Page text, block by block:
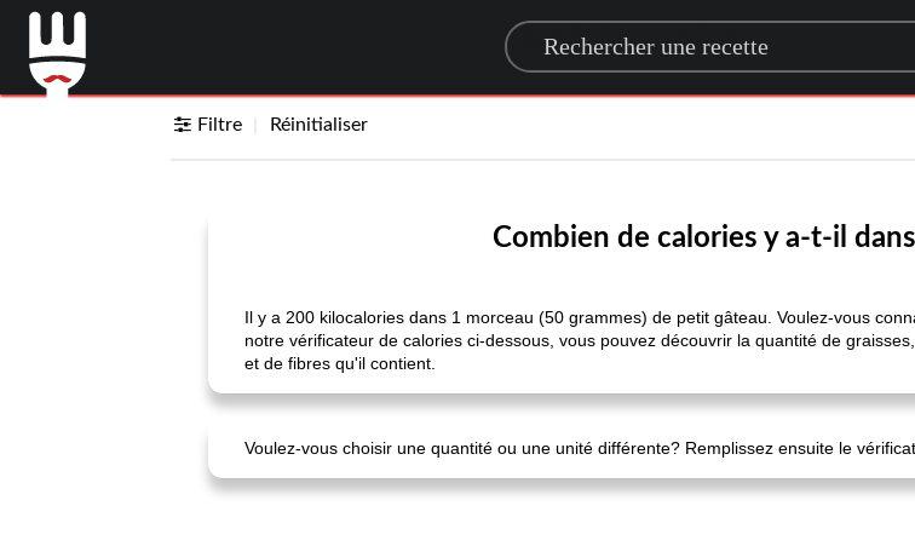
Search for a recipe
Filtre Réinitialiser
Combien de calories y a-t-il
Il y a 200 kilocalories dans 1 morceau (50 grammes) de petit gâteau. Voulez-vous
notre vérificateur de calories ci-dessous, vous pouvez découvrir la quantité de
et de fibres qu'il contient.
Voulez-vous choisir une quantité ou une unité différente? Remplissez ensuite le